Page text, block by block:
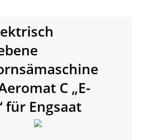
C „E-
für Engsaat